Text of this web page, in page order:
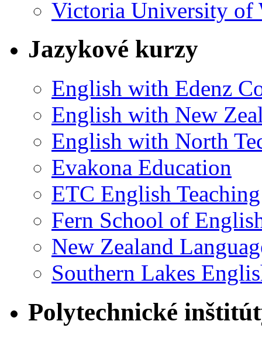
Victoria University of
Jazykové kurzy
English with Edenz
English with New
English with North
Evakona Education
ETC English
Fern School of
New Zealand
Southern Lakes
Polytechnické